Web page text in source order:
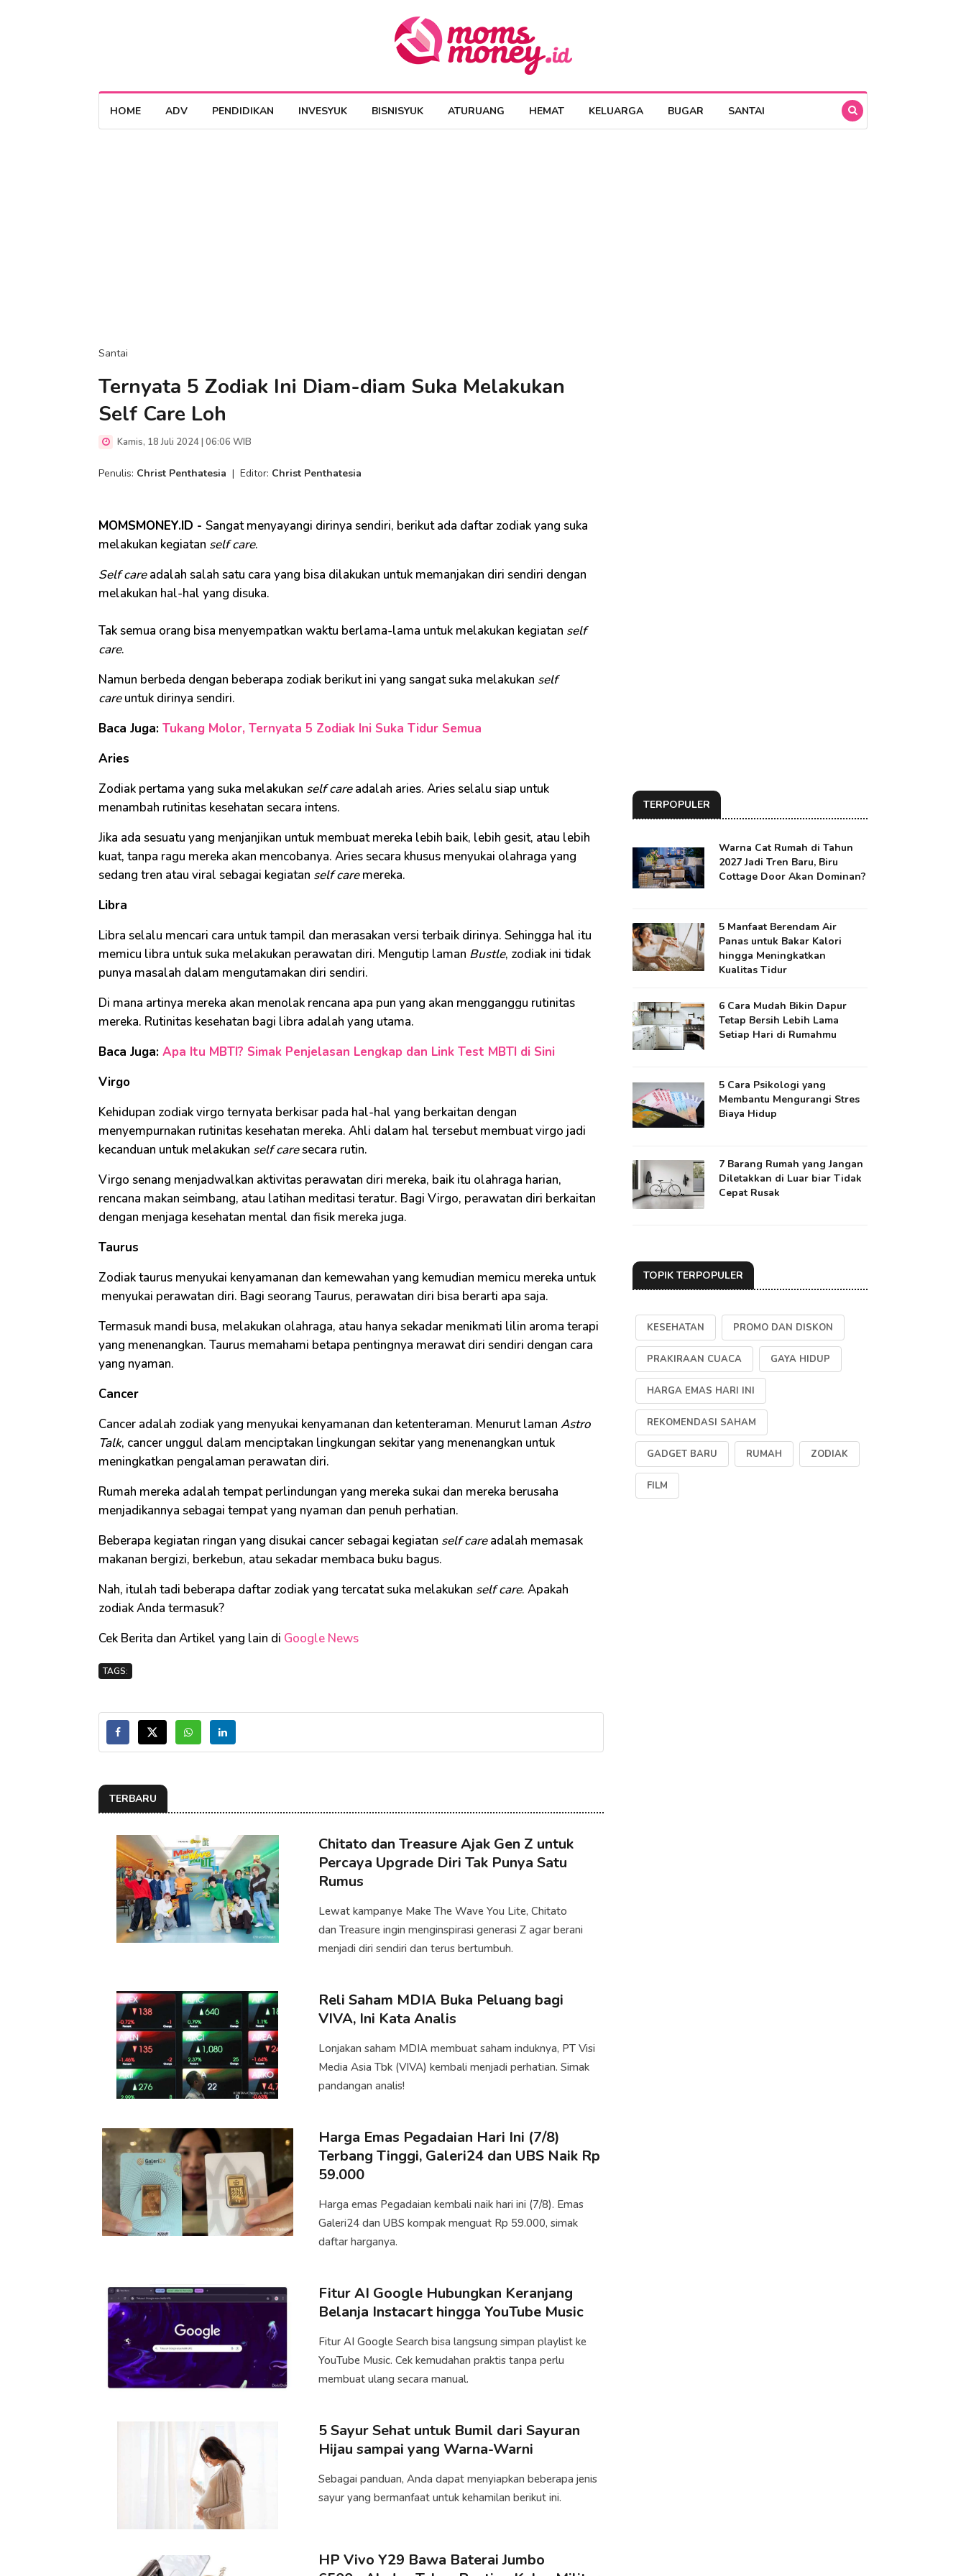
HOME ADV PENDIDIKAN INVESYUK BISNISYUK ATURUANG HEMAT KELUARGA BUGAR SANTAI
Santai
Ternyata 5 Zodiak Ini Diam-diam Suka Melakukan
Self Care Loh
Kamis, 18 Juli 2024 | 06:06 WIB
Penulis: Christ Penthatesia | Editor: Christ Penthatesia
MOMSMONEY.ID - Sangat menyayangi dirinya sendiri, berikut ada daftar zodiak yang suka
melakukan kegiatan self care.
Self careadalah salah satu cara yang bisa dilakukan untuk memanjakan diri sendiri dengan
melakukan hal-hal yang disuka.
Tak semua orang bisa menyempatkan waktu berlama-lama untuk melakukan kegiatan self
care.
Namun berbeda dengan beberapa zodiak berikut ini yang sangat suka melakukan self
careuntuk dirinya sendiri.
Baca Juga: Tukang Molor, Ternyata 5 Zodiak Ini Suka Tidur Semua
Aries
Zodiak pertama yang suka melakukan self careadalah aries. Aries selalu siap untuk
menambah rutinitas kesehatan secara intens.
Jika ada sesuatu yang menjanjikan untuk membuat mereka lebih baik, lebih gesit, atau lebih
kuat, tanpa ragu mereka akan mencobanya. Aries secara khusus menyukai olahraga yang
sedang tren atau viral sebagai kegiatan self caremereka.
Libra
Libra selalu mencari cara untuk tampil dan merasakan versi terbaik dirinya. Sehingga hal itu
memicu libra untuk suka melakukan perawatan diri. Mengutip laman Bustle, zodiak ini tidak
punya masalah dalam mengutamakan diri sendiri.
Di mana artinya mereka akan menolak rencana apa pun yang akan mengganggu rutinitas
mereka. Rutinitas kesehatan bagi libra adalah yang utama.
Baca Juga: Apa Itu MBTI? Simak Penjelasan Lengkap dan Link Test MBTI di Sini
Virgo
Kehidupan zodiak virgo ternyata berkisar pada hal-hal yang berkaitan dengan
menyempurnakan rutinitas kesehatan mereka. Ahli dalam hal tersebut membuat virgo jadi
kecanduan untuk melakukan self caresecara rutin.
Virgo senang menjadwalkan aktivitas perawatan diri mereka, baik itu olahraga harian,
rencana makan seimbang, atau latihan meditasi teratur. Bagi Virgo, perawatan diri berkaitan
dengan menjaga kesehatan mental dan fisik mereka juga.
Taurus
Zodiak taurus menyukai kenyamanan dan kemewahan yang kemudian memicu mereka untuk
menyukai perawatan diri. Bagi seorang Taurus, perawatan diri bisa berarti apa saja.
Termasuk mandi busa, melakukan olahraga, atau hanya sekadar menikmati lilin aroma terapi
yang menenangkan. Taurus memahami betapa pentingnya merawat diri sendiri dengan cara
yang nyaman.
Cancer
Cancer adalah zodiak yang menyukai kenyamanan dan ketenteraman. Menurut laman Astro
Talk, cancer unggul dalam menciptakan lingkungan sekitar yang menenangkan untuk
meningkatkan pengalaman perawatan diri.
Rumah mereka adalah tempat perlindungan yang mereka sukai dan mereka berusaha
menjadikannya sebagai tempat yang nyaman dan penuh perhatian.
Beberapa kegiatan ringan yang disukai cancer sebagai kegiatan self careadalah memasak
makanan bergizi, berkebun, atau sekadar membaca buku bagus.
Nah, itulah tadi beberapa daftar zodiak yang tercatat suka melakukan self care. Apakah
zodiak Anda termasuk?
Cek Berita dan Artikel yang lain di Google News
TAGS:
TERBARU
Chitato dan Treasure Ajak Gen Z untuk
Percaya Upgrade Diri Tak Punya Satu
Rumus
​Lewat kampanye Make The Wave You Lite, Chitato
dan Treasure ingin menginspirasi generasi Z agar berani
menjadi diri sendiri dan terus bertumbuh.
Reli Saham MDIA Buka Peluang bagi
VIVA, Ini Kata Analis
​Lonjakan saham MDIA membuat saham induknya, PT Visi
Media Asia Tbk (VIVA) kembali menjadi perhatian. Simak
pandangan analis!
Harga Emas Pegadaian Hari Ini (7/8)
Terbang Tinggi, Galeri24 dan UBS Naik Rp
59.000
Harga emas Pegadaian kembali naik hari ini (7/8). Emas
Galeri24 dan UBS kompak menguat Rp 59.000, simak
daftar harganya.
Fitur AI Google Hubungkan Keranjang
Belanja Instacart hingga YouTube Music
Fitur AI Google Search bisa langsung simpan playlist ke
YouTube Music. Cek kemudahan praktis tanpa perlu
membuat ulang secara manual.​
5 Sayur Sehat untuk Bumil dari Sayuran
Hijau sampai yang Warna-Warni
Sebagai panduan, Anda dapat menyiapkan beberapa jenis
sayur yang bermanfaat untuk kehamilan berikut ini.​
HP Vivo Y29 Bawa Baterai Jumbo
TERPOPULER
Warna Cat Rumah di Tahun
2027 Jadi Tren Baru, Biru
Cottage Door Akan Dominan?
5 Manfaat Berendam Air
Panas untuk Bakar Kalori
hingga Meningkatkan
Kualitas Tidur
6 Cara Mudah Bikin Dapur
Tetap Bersih Lebih Lama
Setiap Hari di Rumahmu
5 Cara Psikologi yang
Membantu Mengurangi Stres
Biaya Hidup
7 Barang Rumah yang Jangan
Diletakkan di Luar biar Tidak
Cepat Rusak
TOPIK TERPOPULER
KESEHATAN PROMO DAN DISKON
PRAKIRAAN CUACA GAYA HIDUP
HARGA EMAS HARI INI
REKOMENDASI SAHAM
GADGET BARU RUMAH ZODIAK
FILM